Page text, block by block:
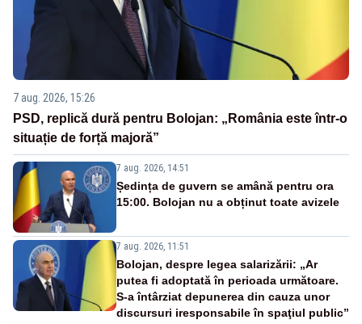
7 aug. 2026, 15:26
PSD, replică dură pentru Bolojan: „România este într-o
situație de forță majoră”
7 aug. 2026, 14:51
Ședința de guvern se amână pentru ora
15:00. Bolojan nu a obținut toate avizele
7 aug. 2026, 11:51
Bolojan, despre legea salarizării: „Ar
putea fi adoptată în perioada următoare.
S-a întârziat depunerea din cauza unor
discursuri iresponsabile în spaţiul public”